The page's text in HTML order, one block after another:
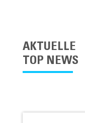
AKTUELLE
TOP NEWS